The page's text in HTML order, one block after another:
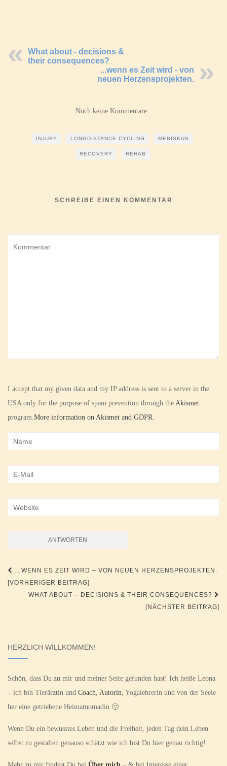
What about - decisions &
their consequences?
...wenn es Zeit wird - von
neuen Herzensprojekten.
Noch keine Kommentare
INJURY LONGDISTANCE CYCLING MENISKUS
RECOVERY REHAB
SCHREIBE EINEN KOMMENTAR
I accept that my given data and my IP address is sent to a server in the
USA only for the purpose of spam prevention through the Akismet
program.More information on Akismet and GDPR.
Beitragsnavigation
…WENN ES ZEIT WIRD – VON NEUEN HERZENSPROJEKTEN.
[VORHERIGER BEITRAG]
WHAT ABOUT – DECISIONS & THEIR CONSEQUENCES?
[NÄCHSTER BEITRAG]
HERZLICH WILLKOMMEN!
Schön, dass Du zu mir und meiner Seite gefunden hast! Ich heiße Leona
– ich bin Tierärztin und Coach, Autorin, Yogalehrerin und von der Seele
her eine getriebene Heimatnomadin 🙂
Wenn Du ein bewusstes Leben und die Freiheit, jeden Tag dein Leben
selbst zu gestalten genauso schätzt wie ich bist Du hier genau richtig!